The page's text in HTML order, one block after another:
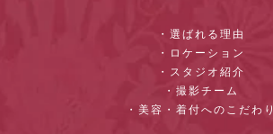
・選ばれる理由
・ロケーション
・スタジオ紹介
・撮影チーム
・美容・着付へのこだわり